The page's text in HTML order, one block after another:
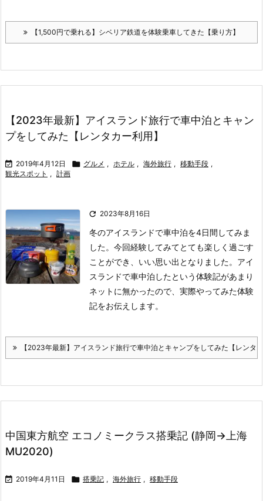
【1,500円で乗れる】シベリア鉄道を体験乗車してきた【乗り方】
【2023年最新】アイスランド旅行で車中泊とキャン
プをしてみた【レンタカー利用】
 2019年4月12日  グルメ , ホテル , 海外旅行 , 移動手段 ,
観光スポット , 計画
 2023年8月16日
冬のアイスランドで車中泊を4日間してみま
した。 今回経験してみてとても楽しく過ごす
ことができ、いい思い出となりました。 アイ
スランドで車中泊したという体験記があまり
ネットに無かったので、実際やってみた体験
記をお伝えします。
【2023年最新】アイスランド旅行で車中泊とキャンプをしてみた【レンタ
中国東方航空 エコノミークラス搭乗記 (静岡→上海
MU2020)
 2019年4月11日  搭乗記 , 海外旅行 , 移動手段